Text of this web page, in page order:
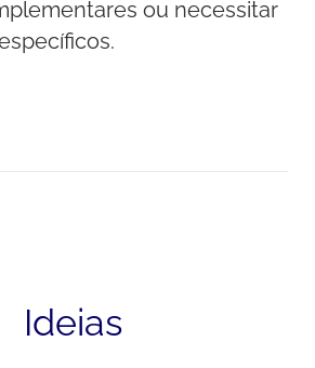
ou necessitar
Ideias